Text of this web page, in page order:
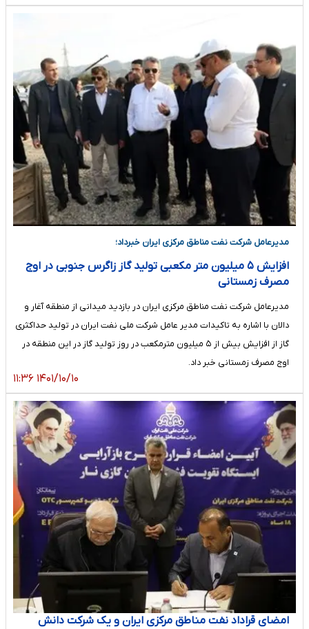
مدیرعامل شرکت نفت مناطق مرکزی ایران خبرداد؛
افزایش ۵ میلیون متر مکعبی تولید گاز زاگرس جنوبی در اوج
مصرف زمستانی
مدیرعامل شرکت نفت مناطق مرکزی ایران در بازدید میدانی از منطقه آغار و
دالان با اشاره به تاکیدات مدیر عامل شرکت ملی نفت ایران در تولید حداکثری
گاز از افزایش بیش از ۵ میلیون مترمکعب در روز تولید گاز در این منطقه در
اوج مصرف زمستانی خبر داد.
۱۴۰۱/۱۰/۱۰ ۱۱:۳۶
امضای قراداد نفت مناطق مرکزی ایران و یک شرکت دانش